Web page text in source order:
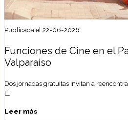
Publicada el 22-06-2026
Funciones de Cine en el
Valparaíso
Dos jornadas gratuitas invitan a
[…]
Leer más